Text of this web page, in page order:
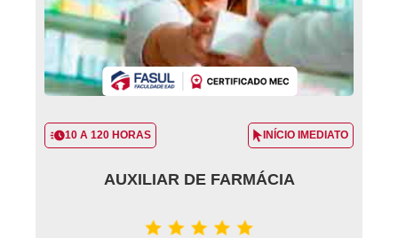
10 A 120 HORAS INÍCIO IMEDIATO
AUXILIAR DE FARMÁCIA